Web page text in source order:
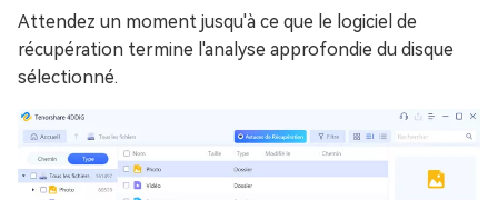
Attendez un moment jusqu'à ce que le logiciel de
récupération termine l'analyse approfondie du disque
sélectionné.